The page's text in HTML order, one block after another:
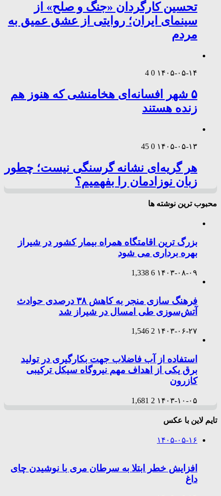
تحسین کارگردان «جنگ و صلح» از
سینمای ایران؛ روایتی از عشق عمیق به
مردم
۱۴۰۵-۰۵-۱۴ 0
4
۵ شهر افسانه‌ای هخامنشی که هنوز هم
زنده هستند
۱۴۰۵-۰۵-۱۳ 0
45
هر گریه‌ای نشانه گرسنگی نیست؛ چطور
زبان نوزادمان را بفهمیم؟
محبوب ترین نوشته ها
بزرگ ترین اقامتگاه همراه بیمار کشور در شیراز
بهره برداری می شود
۱۴۰۳-۰۸-۰۹ 6
1,338
فرهنگ سازی منجر به کاهش ۳۸ درصدی حوادث
آتش‌سوزی طی امسال در شیراز شد
۱۴۰۳-۰۶-۲۷ 2
1,546
استفاده از آب فاضلاب جهت بکارگیری در تولید
برق یکی از اهداف مهم نیروگاه سیکل ترکیبی
کازرون
۱۴۰۳-۱۰-۰۵ 2
1,681
تایم لاین با عکس
۱۴۰۵-۰۵-۱۶
افزایش خطر ابتلا به سرطان مری با نوشیدن چای
داغ